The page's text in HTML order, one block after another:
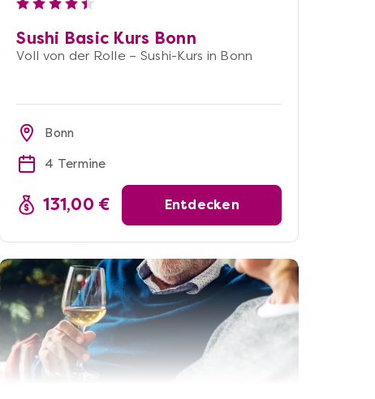
Sushi Basic Kurs Bonn
Voll von der Rolle – Sushi-Kurs in Bonn
Bonn
4 Termine
131,00 € Entdecken